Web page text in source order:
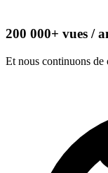
200 000+ vues /
Et nous continuons de